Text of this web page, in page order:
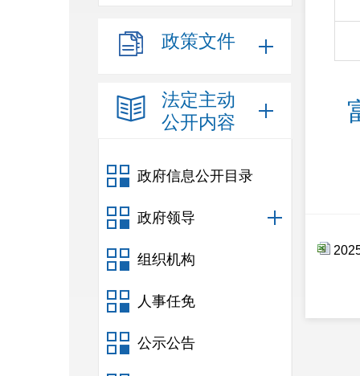
政策文件
法定主动
公开内容
政府信息公开目录
政府领导
组织机构
人事任免
公示公告